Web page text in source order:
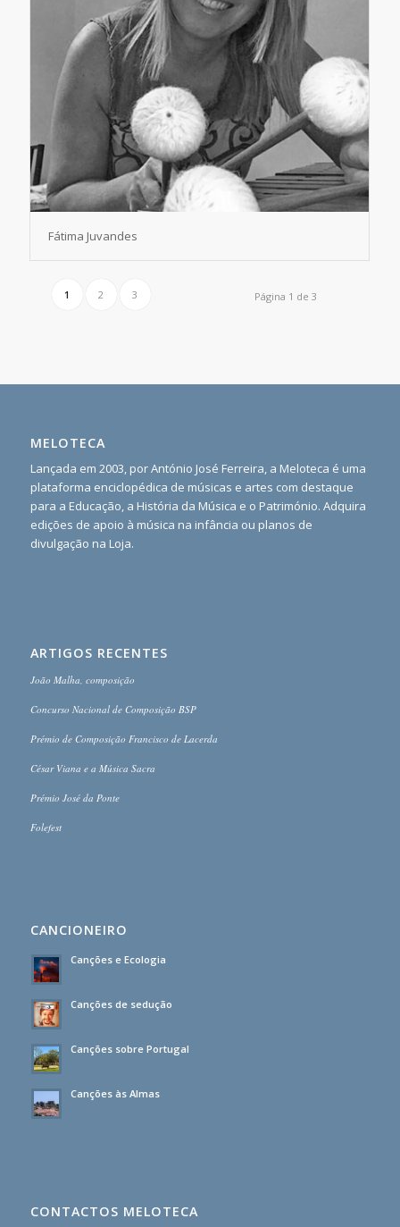
Fátima Juvandes
Página 1 de 3
1 2 3
MELOTECA
Lançada em 2003, por António José Ferreira, a Meloteca é uma
plataforma enciclopédica de músicas e artes com destaque
para a Educação, a História da Música e o Património. Adquira
edições de apoio à música na infância ou planos de
divulgação na Loja.
ARTIGOS RECENTES
João Malha, composição
Concurso Nacional de Composição BSP
Prémio de Composição Francisco de Lacerda
César Viana e a Música Sacra
Prémio José da Ponte
Folefest
CANCIONEIRO
Canções e Ecologia
Canções de sedução
Canções sobre Portugal
Canções às Almas
CONTACTOS MELOTECA